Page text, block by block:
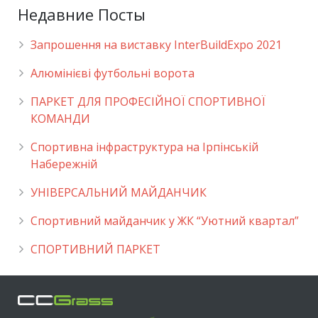
Недавние Посты
Запрошення на виставку InterBuildExpo 2021
Алюмінієві футбольні ворота
ПАРКЕТ ДЛЯ ПРОФЕСІЙНОЇ СПОРТИВНОЇ
КОМАНДИ
Спортивна інфраструктура на Ірпінській
Набережній
УНІВЕРСАЛЬНИЙ МАЙДАНЧИК
Cпортивний майданчик у ЖК “Уютний квартал”
СПОРТИВНИЙ ПАРКЕТ